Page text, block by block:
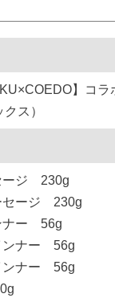
】コラ
ス）
ージ 230g
セージ 230g
ナー 56g
ンナー 56g
ンナー 56g